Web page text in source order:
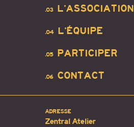
L’ASSOCIATION
.03
L’ÉQUIPE
.04
PARTICIPER
.05
CONTACT
.06
ADRESSE
Zentral Atelier